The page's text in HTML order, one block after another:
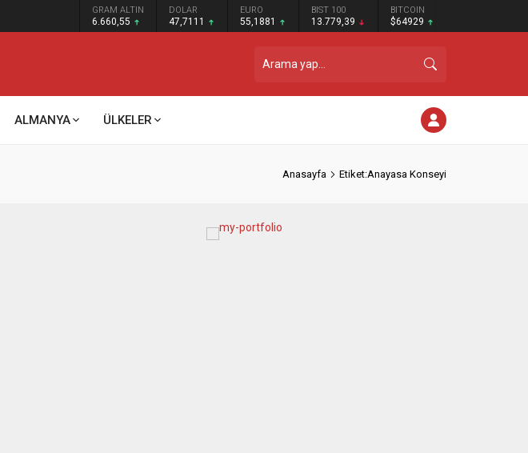
GRAM ALTIN
6.660,55
DOLAR
47,7111
EURO
55,1881
BIST 100
13.779,39
BITCOIN
$64929
ALMANYA ÜLKELER
Anasayfa Etiket:Anayasa Konseyi